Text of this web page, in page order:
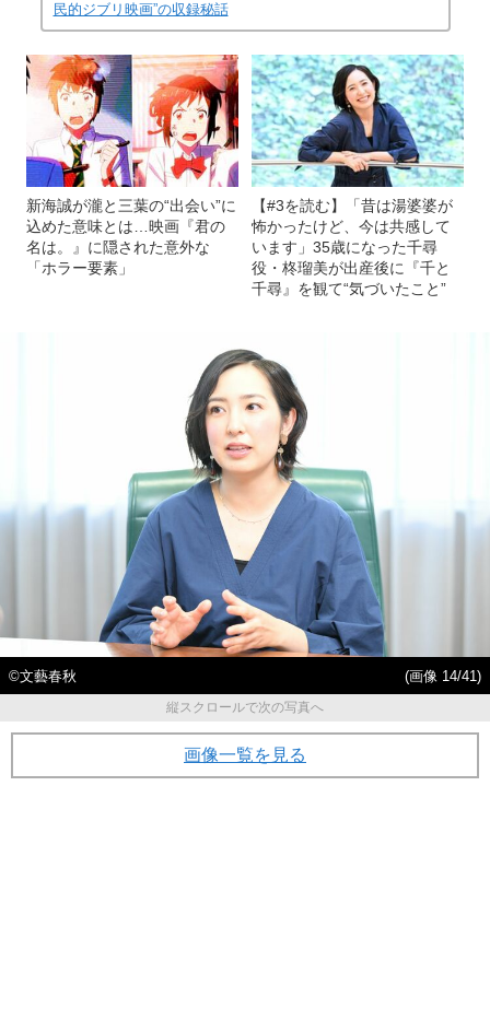
民的ジブリ映画”の収録秘話
新海誠が瀧と三葉の“出会い”に
込めた意味とは…映画『君の
名は。』に隠された意外な
「ホラー要素」
【#3を読む】「昔は湯婆婆が
怖かったけど、今は共感して
います」35歳になった千尋
役・柊瑠美が出産後に『千と
千尋』を観て“気づいたこと”
©文藝春秋
(画像 14/41)
縦スクロールで次の写真へ
画像一覧を見る